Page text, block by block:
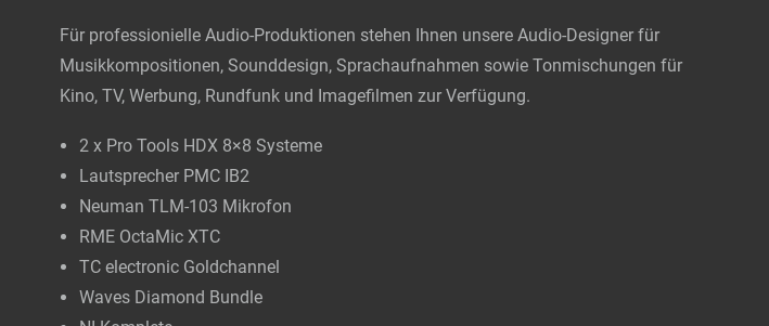
Für professionielle Audio-Produktionen stehen Ihnen unsere Audio-Designer für
Musikkompositionen, Sounddesign, Sprachaufnahmen sowie Tonmischungen für
Kino, TV, Werbung, Rundfunk und Imagefilmen zur Verfügung.
2 x Pro Tools HDX 8×8 Systeme
Lautsprecher PMC IB2
Neuman TLM-103 Mikrofon
RME OctaMic XTC
TC electronic Goldchannel
Waves Diamond Bundle